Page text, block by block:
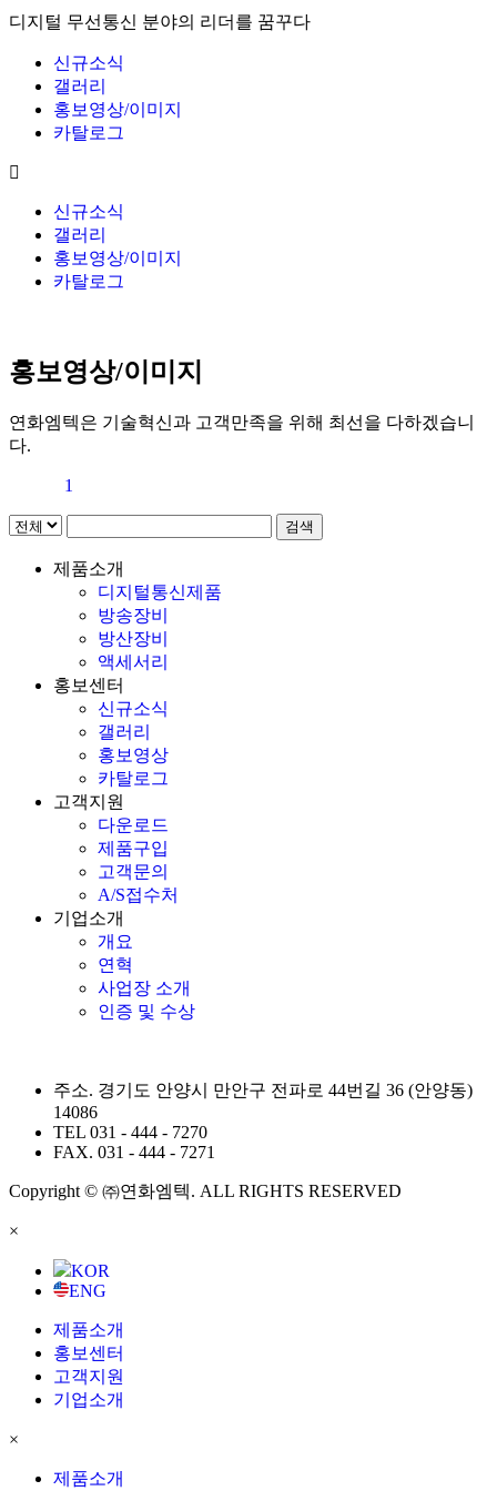
디지털 무선통신 분야의 리더를 꿈꾸다
신규소식
갤러리
홍보영상/이미지
카탈로그
신규소식
갤러리
홍보영상/이미지
카탈로그
홍보영상/이미지
연화엠텍은 기술혁신과 고객만족을 위해 최선을 다하겠습니
다.
1
검색
제품소개
디지털통신제품
방송장비
방산장비
액세서리
홍보센터
신규소식
갤러리
홍보영상
카탈로그
고객지원
다운로드
제품구입
고객문의
A/S접수처
기업소개
개요
연혁
사업장 소개
인증 및 수상
주소. 경기도 안양시 만안구 전파로 44번길 36 (안양동)
14086
TEL 031 - 444 - 7270
FAX. 031 - 444 - 7271
Copyright © ㈜연화엠텍. ALL RIGHTS RESERVED
×
KOR
ENG
제품소개
홍보센터
고객지원
기업소개
×
제품소개